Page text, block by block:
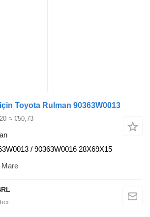
Toyota Rulman 90363W0013
≈ €50,73
/ 90363W0016 28X69X15
Mare